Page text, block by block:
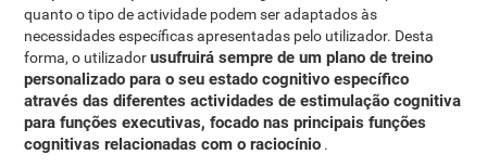
quanto o tipo de actividade podem ser adaptados às
necessidades específicas apresentadas pelo utilizador. Desta
forma, o utilizadorusufruirá sempre de um plano de treino
personalizado para o seu estado cognitivo específico
através das diferentes actividades de estimulação cognitiva
para funções executivas, focado nas principais funções
cognitivas relacionadas com o raciocínio .